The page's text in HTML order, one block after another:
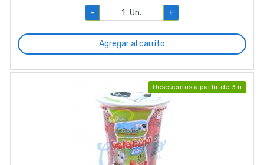
-
Un. +
Agregar al carrito
Descuentos a partir de 3 u